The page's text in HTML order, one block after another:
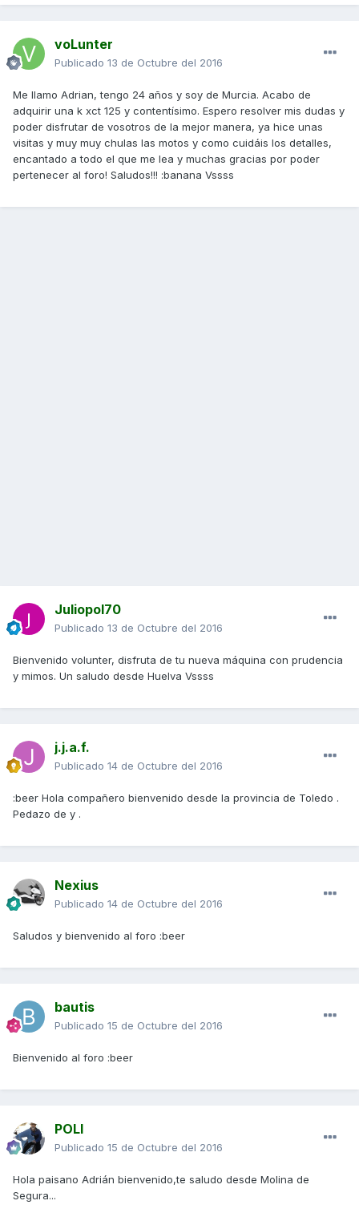
voLunter
Publicado 13 de Octubre del 2016
Me llamo Adrian, tengo 24 años y soy de Murcia. Acabo de
adquirir una k xct 125 y contentísimo. Espero resolver mis dudas y
poder disfrutar de vosotros de la mejor manera, ya hice unas
visitas y muy muy chulas las motos y como cuidáis los detalles,
encantado a todo el que me lea y muchas gracias por poder
pertenecer al foro! Saludos!!! :banana Vssss
Juliopol70
Publicado 13 de Octubre del 2016
Bienvenido volunter, disfruta de tu nueva máquina con prudencia
y mimos. Un saludo desde Huelva Vssss
j.j.a.f.
Publicado 14 de Octubre del 2016
:beer Hola compañero bienvenido desde la provincia de Toledo .
Pedazo de y .
Nexius
Publicado 14 de Octubre del 2016
Saludos y bienvenido al foro :beer
bautis
Publicado 15 de Octubre del 2016
Bienvenido al foro :beer
POLI
Publicado 15 de Octubre del 2016
Hola paisano Adrián bienvenido,te saludo desde Molina de
Segura...